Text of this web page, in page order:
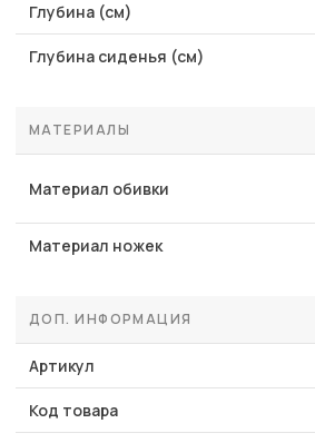
Глубина (см)
Глубина сиденья (см)
МАТЕРИАЛЫ
Материал обивки
Материал ножек
ДОП. ИНФОРМАЦИЯ
Артикул
Код товара